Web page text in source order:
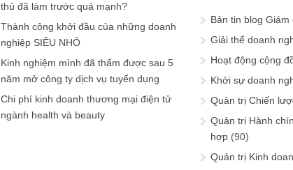
thủ đã làm trước quá mạnh?
Thành công khởi đầu của những doanh
nghiệp SIÊU NHỎ
Kinh nghiệm mình đã thấm được sau 5
năm mở công ty dịch vụ tuyển dụng
Chi phí kinh doanh thương mại điện tử
ngành health và beauty
Bản tin blog Giám
Giải thể doanh
Hoạt động cộng
Khởi sự doanh
Quản trị Chiến
Quản trị Hành
hợp (90)
Quản trị Kinh